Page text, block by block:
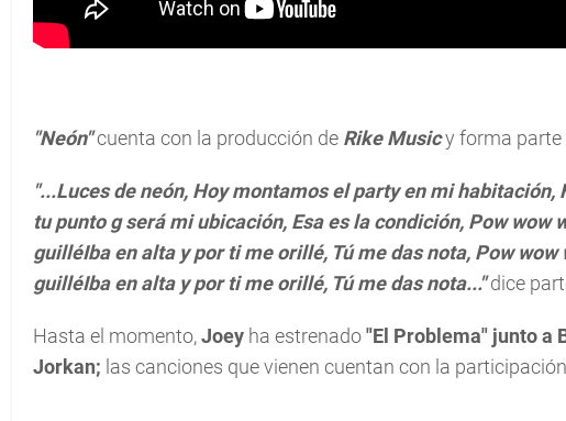
"Neón"cuenta con la producción de Rike Musicy forma parte
"...Luces de neón, Hoy montamos el party en mi
tu punto g será mi ubicación, Esa es la condición, Pow wow
guilléIba en alta y por ti me orillé, Tú me das nota, Pow
guilléIba en alta y por ti me orillé, Tú me das nota..."dice
Hasta el momento,Joey ha estrenado"El Problema" junto a
Jorkan; las canciones que vienen cuentan con la